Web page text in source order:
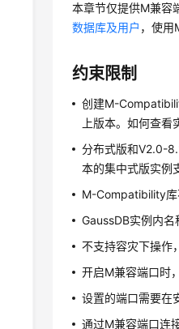
本章节仅提供M兼容
数据库及用户 ，使用
约束限制
创建M-
上版本。如何查看
分布式版和V2.0-
本的集中式版实例
M-Compatibility库
GaussDB实例内
不支持容灾下操作
开启M兼容端口时
设置的端口需要在
通过M兼容端口连